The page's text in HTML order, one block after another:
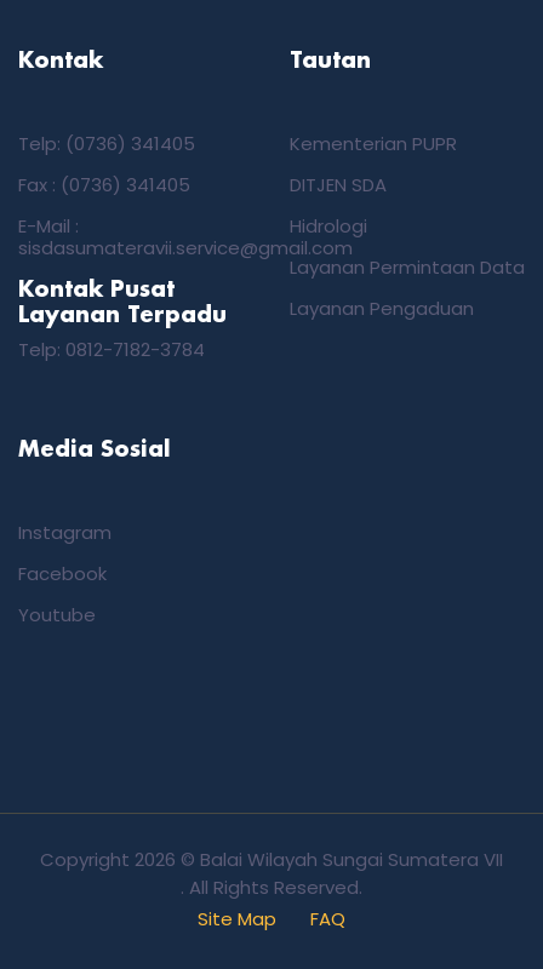
Kontak
Telp: (0736) 341405
Fax : (0736) 341405
E-Mail :
sisdasumateravii.service@gmail.com
Kontak Pusat
Layanan Terpadu
Telp: ‎0812-7182-3784
Tautan
Kementerian PUPR
DITJEN SDA
Hidrologi
Layanan Permintaan Data
Layanan Pengaduan
Media Sosial
Instagram
Facebook
Youtube
Copyright 2026 © Balai Wilayah Sungai Sumatera VII
. All Rights Reserved.
Site Map
FAQ